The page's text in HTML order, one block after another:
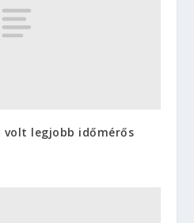
volt legjobb időmérős